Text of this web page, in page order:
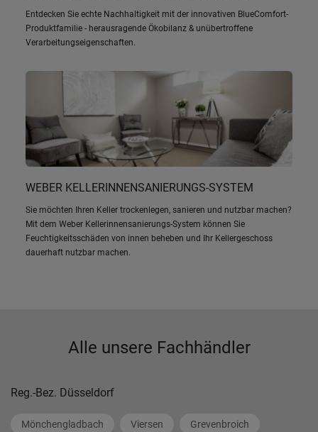
Entdecken Sie echte Nachhaltigkeit mit der innovativen BlueComfort-
Produktfamilie - herausragende Ökobilanz & unübertroffene
Verarbeitungseigenschaften.
WEBER KELLERINNENSANIERUNGS-SYSTEM
Sie möchten Ihren Keller trockenlegen, sanieren und nutzbar machen?
Mit dem Weber Kellerinnensanierungs-System können Sie
Feuchtigkeitsschäden von innen beheben und Ihr Kellergeschoss
dauerhaft nutzbar machen.
Alle unsere Fachhändler
Reg.-Bez. Düsseldorf
Mönchengladbach Viersen Grevenbroich